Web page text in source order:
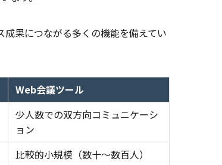
果につながる多くの機能を備えてい
Web会議ツール
少人数での双方向コミュニケーシ
ョン
比較的小規模（数十〜数百人）